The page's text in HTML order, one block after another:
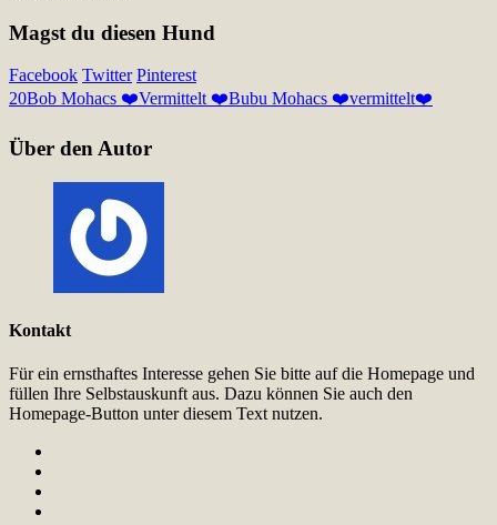
Magst du diesen Hund
Facebook Twitter Pinterest
20Bob Mohacs ❤️Vermittelt ❤️Bubu Mohacs ❤️vermittelt❤️
Über den Autor
Kontakt
Für ein ernsthaftes Interesse gehen Sie bitte auf die Homepage und
füllen Ihre Selbstauskunft aus. Dazu können Sie auch den
Homepage-Button unter diesem Text nutzen.